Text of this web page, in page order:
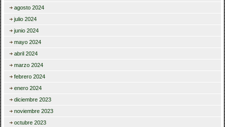
agosto 2024
julio 2024
junio 2024
mayo 2024
abril 2024
marzo 2024
febrero 2024
enero 2024
diciembre 2023
noviembre 2023
octubre 2023